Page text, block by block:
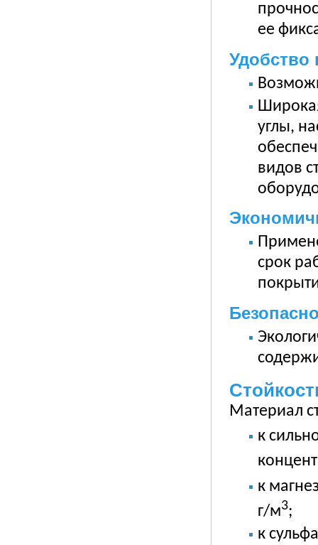
ее
Удобство
углы,
видов
срок
Материал
к
к
г/м3;
к